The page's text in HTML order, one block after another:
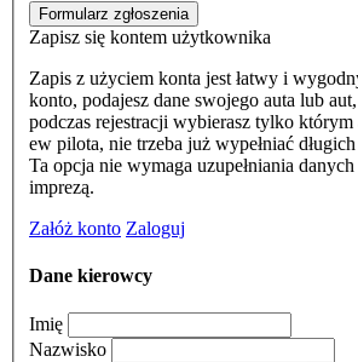
Formularz zgłoszenia
Zapisz się kontem użytkownika
Zapis z użyciem konta jest łatwy i
konto, podajesz dane swojego auta lub aut,
podczas rejestracji wybierasz tylko którym
ew pilota, nie trzeba już wypełniać
Ta opcja nie wymaga uzupełniania
imprezą.
Załóż konto Zaloguj
Dane kierowcy
Imię
Nazwisko